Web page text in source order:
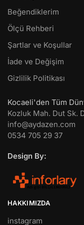
Beğendiklerim
Ölçü Rehberi
Şartlar ve Koşullar
İade ve Değişim
Gizlilik Politikası
Kocaeli'den Tüm
Kozluk Mah. Dut Sk.
info@aydazen.com
0534 705 29 37
Design By:
HAKKIMIZDA
instagram